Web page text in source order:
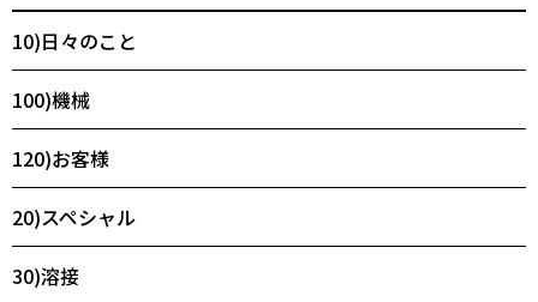
10)日々のこと
100)機械
120)お客様
20)スペシャル
30)溶接